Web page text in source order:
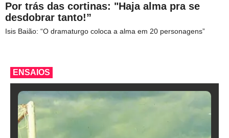
Por trás das cortinas: "Haja alma pra se
desdobrar tanto!”
Isis Baião: “O dramaturgo coloca a alma em 20 personagens”
ENSAIOS